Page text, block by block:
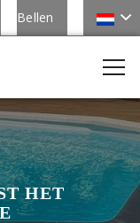
Bellen
HET